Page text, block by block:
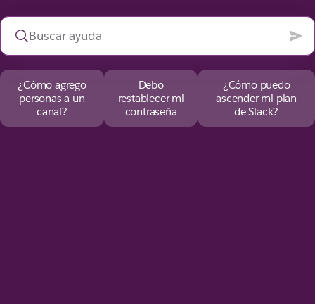
¿Cómo agrego
personas a un
canal?
Debo
restablecer mi
contraseña
¿Cómo puedo
ascender mi plan
de Slack?